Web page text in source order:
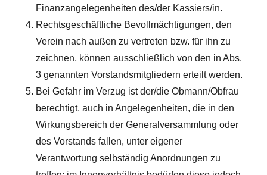
Finanzangelegenheiten des/der Kassiers/in.
Rechtsgeschäftliche Bevollmächtigungen, den
Verein nach außen zu vertreten bzw. für ihn zu
zeichnen, können ausschließlich von den in Abs.
3 genannten Vorstandsmitgliedern erteilt werden.
Bei Gefahr im Verzug ist der/die Obmann/Obfrau
berechtigt, auch in Angelegenheiten, die in den
Wirkungsbereich der Generalversammlung oder
des Vorstands fallen, unter eigener
Verantwortung selbständig Anordnungen zu